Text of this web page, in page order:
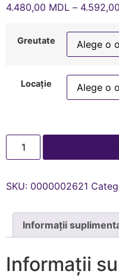
4.480,00 MDL – 4.592,00
Greutate
Locație
SKU: 0000002621
Informații
Informații